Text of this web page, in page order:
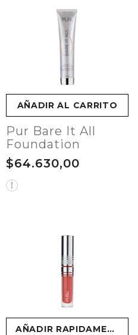
AÑADIR AL CARRITO
Pur Bare It All
Foundation
$64.630,00
AÑADIR RAPIDAMENTE